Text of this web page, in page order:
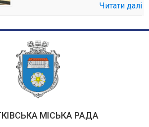
Читати далі
МІСЬКА РАДА